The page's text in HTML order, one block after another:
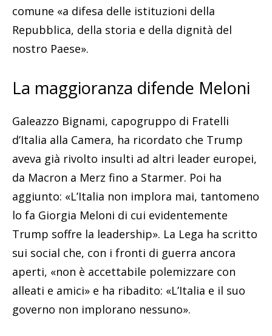
comune «a difesa delle istituzioni della
Repubblica, della storia e della dignità del
nostro Paese».
La maggioranza difende Meloni
Galeazzo Bignami, capogruppo di Fratelli
d’Italia alla Camera, ha ricordato che Trump
aveva già rivolto insulti ad altri leader europei,
da Macron a Merz fino a Starmer. Poi ha
aggiunto: «L’Italia non implora mai, tantomeno
lo fa Giorgia Meloni di cui evidentemente
Trump soffre la leadership». La Lega ha scritto
sui social che, con i fronti di guerra ancora
aperti, «non è accettabile polemizzare con
alleati e amici» e ha ribadito: «L’Italia e il suo
governo non implorano nessuno».